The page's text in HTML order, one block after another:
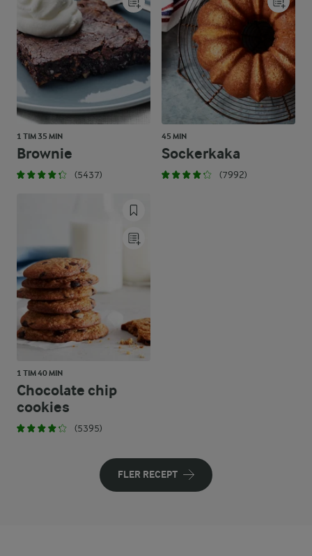
1 TIM 35 MIN
Brownie
(5437)
45 MIN
Sockerkaka
(7992)
1 TIM 40 MIN
Chocolate chip
cookies
(5395)
FLER RECEPT